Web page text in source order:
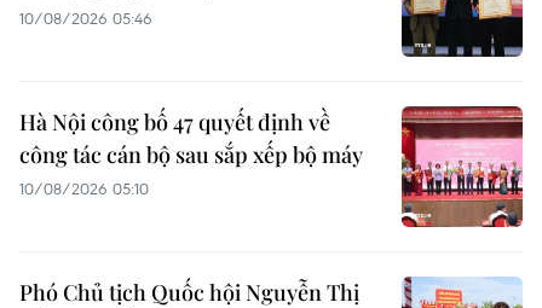
10/08/2026 05:46
Hà Nội công bố 47 quyết định về
công tác cán bộ sau sắp xếp bộ máy
10/08/2026 05:10
Phó Chủ tịch Quốc hội Nguyễn Thị